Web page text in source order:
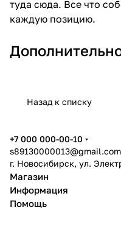
туда сюда. Все что
каждую позицию.
Назад к списку
+7 000 000-00-10
s89130000013@gmail.com
г. Новосибирск, ул.
Магазин
Информация
Помощь